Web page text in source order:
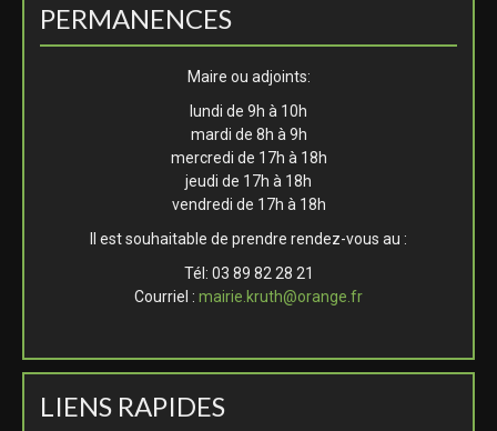
PERMANENCES
Maire ou adjoints:
lundi de 9h à 10h
mardi de 8h à 9h
mercredi de 17h à 18h
jeudi de 17h à 18h
vendredi de 17h à 18h
Il est souhaitable de prendre rendez-vous au :
Tél: 03 89 82 28 21
Courriel : mairie.kruth@orange.fr
LIENS RAPIDES